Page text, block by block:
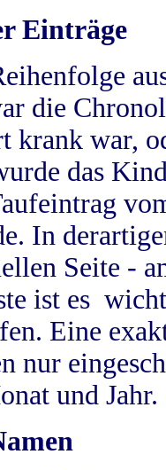
Einträge
die
krank war,
das
In
Seite -
ist es
Eine
nur
und Jahr.